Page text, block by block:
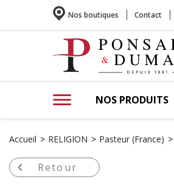
Nos boutiques Contact
NOS PRODUITS
Accueil RELIGION Pasteur (France)
 Retour